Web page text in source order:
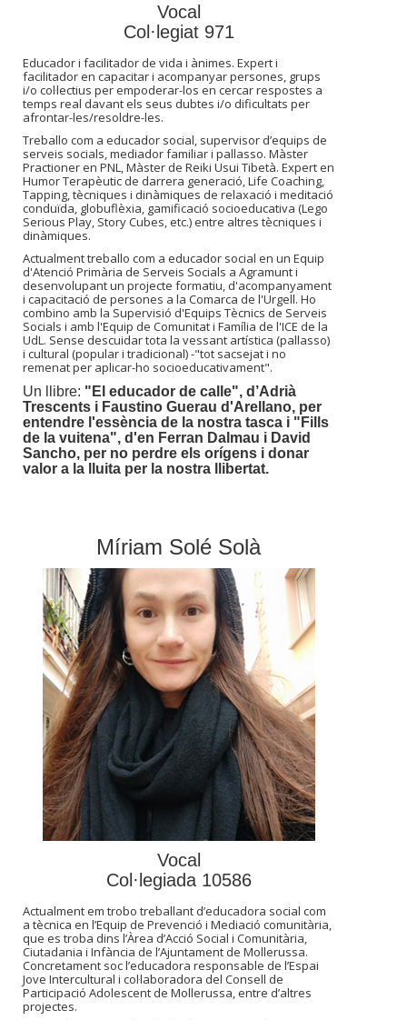
Vocal
Col·legiat 971
Educador i facilitador de vida i ànimes. Expert i
facilitador en capacitar i acompanyar persones, grups
i/o col·lectius per empoderar-los en cercar respostes a
temps real davant els seus dubtes i/o dificultats per
afrontar-les/resoldre-les.
Treballo com a educador social, supervisor d’equips de
serveis socials, mediador familiar i pallasso. Màster
Practioner en PNL, Màster de Reiki Usui Tibetà. Expert en
Humor Terapèutic de darrera generació, Life Coaching,
Tapping, tècniques i dinàmiques de relaxació i meditació
conduïda, globuflèxia, gamificació socioeducativa (Lego
Serious Play, Story Cubes, etc.) entre altres tècniques i
dinàmiques.
Actualment treballo com a educador social en un Equip
d'Atenció Primària de Serveis Socials a Agramunt i
desenvolupant un projecte formatiu, d'acompanyament
i capacitació de persones a la Comarca de l'Urgell. Ho
combino amb la Supervisió d'Equips Tècnics de Serveis
Socials i amb l'Equip de Comunitat i Família de l'ICE de la
UdL. Sense descuidar tota la vessant artística (pallasso)
i cultural (popular i tradicional) -"tot sacsejat i no
remenat per aplicar-ho socioeducativament".
Un llibre: "El educador de calle", d’Adrià
Trescents i Faustino Guerau d'Arellano, per
entendre l'essència de la nostra tasca i "Fills
de la vuitena", d'en Ferran Dalmau i David
Sancho, per no perdre els orígens i donar
valor a la lluita per la nostra llibertat.
Míriam Solé Solà
Vocal
Col·legiada 10586
Actualment em trobo treballant d’educadora social com
a tècnica en l’Equip de Prevenció i Mediació comunitària,
que es troba dins l’Àrea d’Acció Social i Comunitària,
Ciutadania i Infància de l’Ajuntament de Mollerussa.
Concretament soc l’educadora responsable de l’Espai
Jove Intercultural i col·laboradora del Consell de
Participació Adolescent de Mollerussa, entre d’altres
projectes.